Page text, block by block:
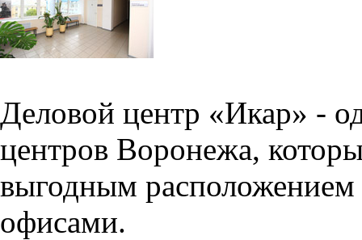
Деловой центр «Икар» -
центров Воронежа,
выгодным
офисами.